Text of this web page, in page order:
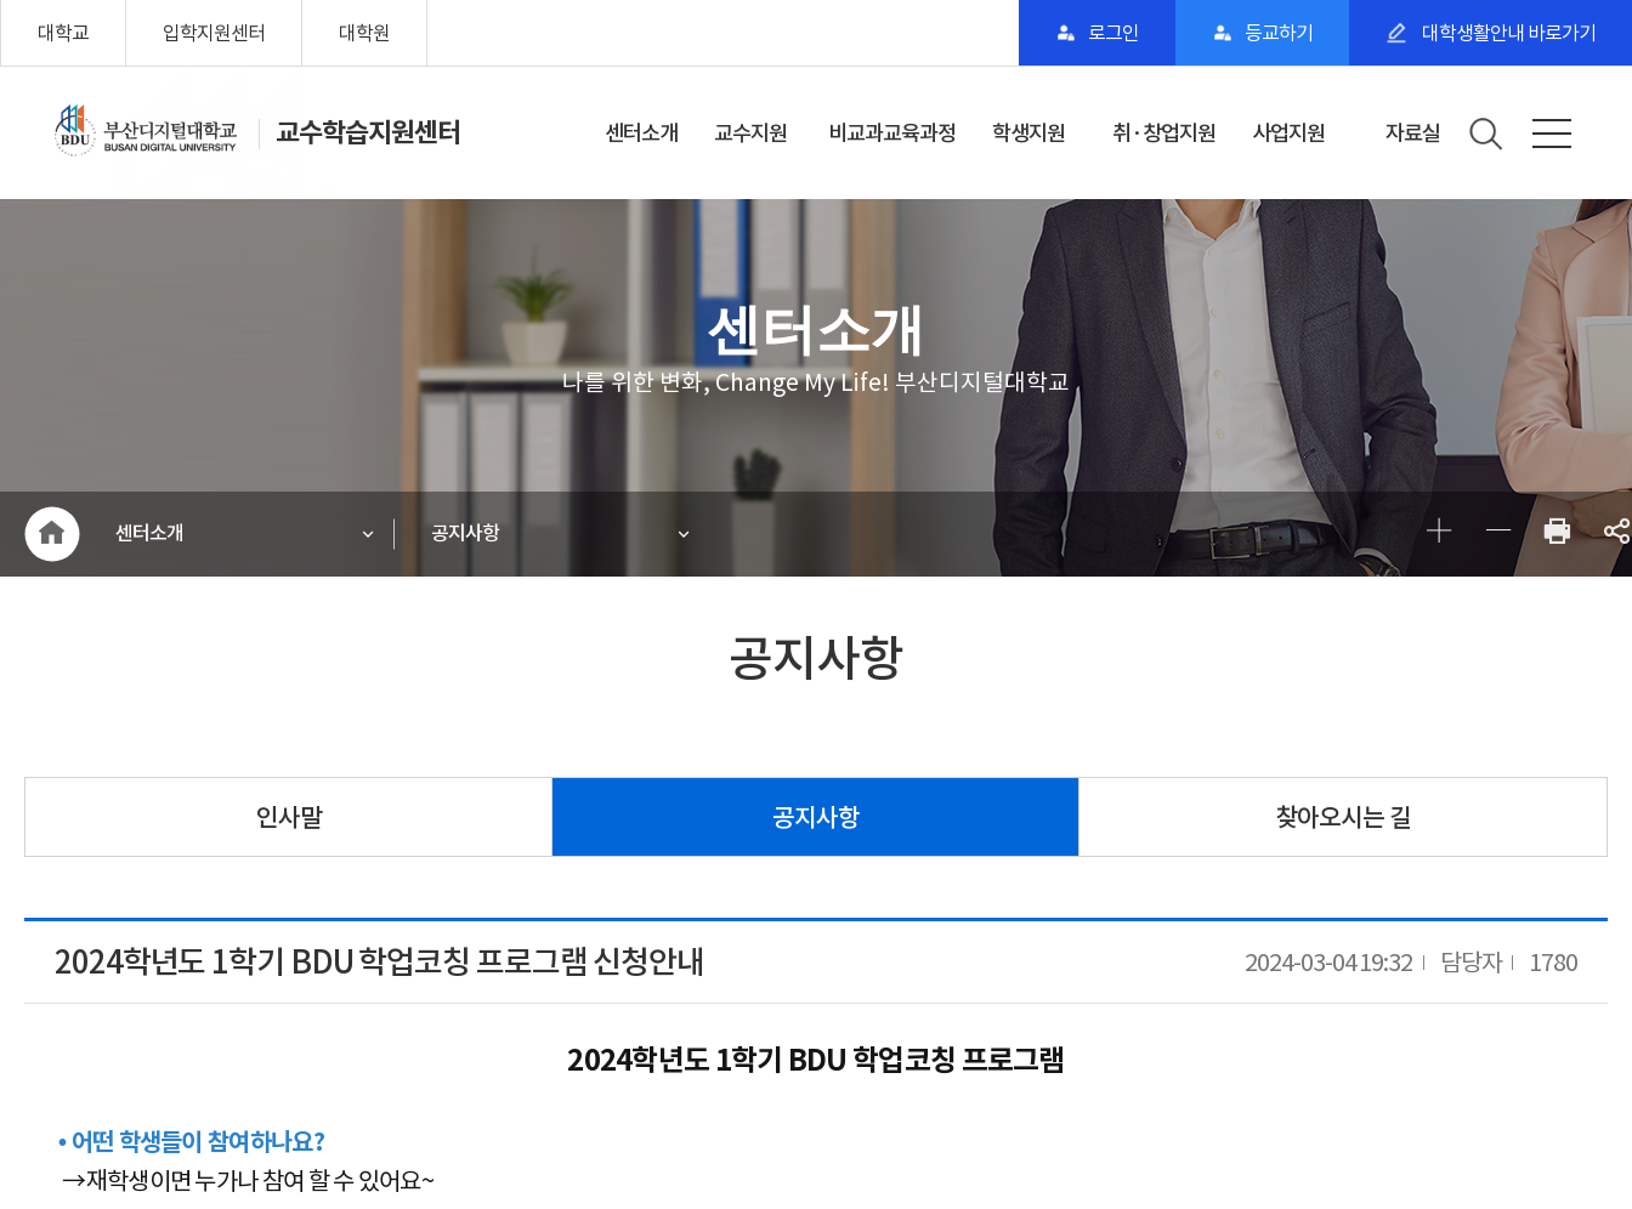
대학교 입학지원센터 대학원 로그인 등교하기 대학생활안내 바로가기
교수학습지원센터
메
센터소개 교수지원
콘텐츠제작연수
수업운영연수
비교과교육과정
비교과교육과정 일
정
대학 비교과교육과
정
학생지원
동아리
스터디
총학생회/동문회
졸업생 무료강좌
취·창업지원
취·창업특강
국가근로장학 프로
단계별 취업프로그
취업·진학정보
사업지원
K-MOOC
K-MOOC 학점은
행제
KOCW
AI.D 30+ 집중캠프
자료실
티칭팁
러닝팁
센터소개
나를 위한 변화, Change My Life! 부산디지털대학교
센터소개 공지사항
공지사항
인사말 공지사항 찾아오시는 길
2024학년도 1학기 BDU 학업코칭 프로그램 신청안내 2024-03-04 19:32 담당자 1780
2024학년도 1학기 BDU 학업코칭 프로그램
• 어떤 학생들이 참여하나요?
→재학생이면 누가나 참여 할 수 있어요~